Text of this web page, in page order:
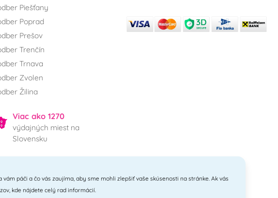
Piešťany
Poprad
Prešov
Trenčín
Trnava
Zvolen
Žilina
Viac ako 1270
výdajných miest na
Slovensku
páči a čo vás zaujíma, aby sme mohli zlepšiť vaše skúsenosti na stránke. Ak vás
kde nájdete celý rad informácií.